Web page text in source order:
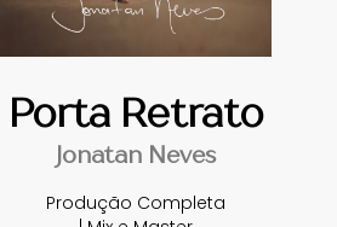
Porta Retrato
Jonatan Neves
Produção Completa